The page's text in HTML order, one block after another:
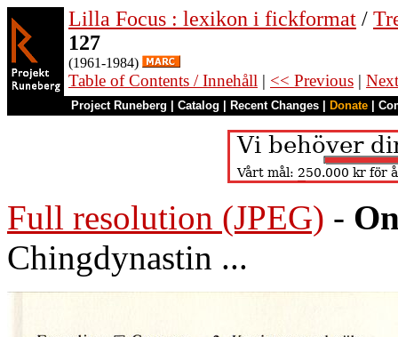
Lilla Focus : lexikon i fickformat /
127
(1961-1984)
Table of Contents / Innehåll | << Previous |
Project Runeberg Catalog Recent Changes Donate
Full resolution (JPEG) -
Chingdynastin ...